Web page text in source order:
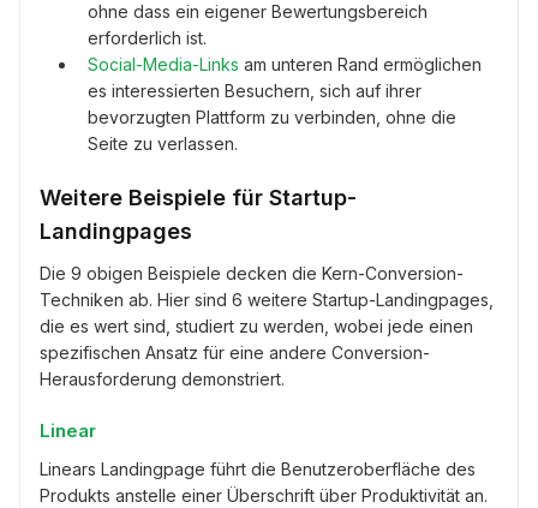
ohne dass ein eigener Bewertungsbereich
erforderlich ist.
Social-Media-Links am unteren Rand ermöglichen
es interessierten Besuchern, sich auf ihrer
bevorzugten Plattform zu verbinden, ohne die
Seite zu verlassen.
Weitere Beispiele für Startup-
Landingpages
Die 9 obigen Beispiele decken die Kern-Conversion-
Techniken ab. Hier sind 6 weitere Startup-Landingpages,
die es wert sind, studiert zu werden, wobei jede einen
spezifischen Ansatz für eine andere Conversion-
Herausforderung demonstriert.
Linear
Linears Landingpage führt die Benutzeroberfläche des
Produkts anstelle einer Überschrift über Produktivität an.